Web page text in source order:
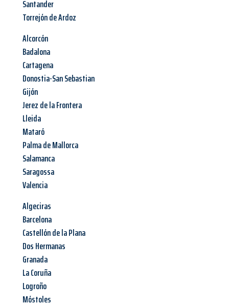
Santander
Torrejón de Ardoz
Alcorcón
Badalona
Cartagena
Donostia-San Sebastian
Gijón
Jerez de la Frontera
Lleida
Mataró
Palma de Mallorca
Salamanca
Saragossa
Valencia
Algeciras
Barcelona
Castellón de la Plana
Dos Hermanas
Granada
La Coruña
Logroño
Móstoles